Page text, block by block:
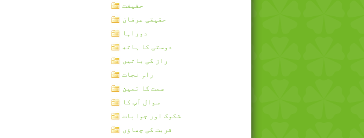
حقیقت
حقیقی عرفان
دوراہا
دوستی کا ہاتھ
راز کی باتیں
راہِ نجات
سمت کا تعین
سوال آپ کا
شکوک اور جوابات
قربت کی چھاؤں